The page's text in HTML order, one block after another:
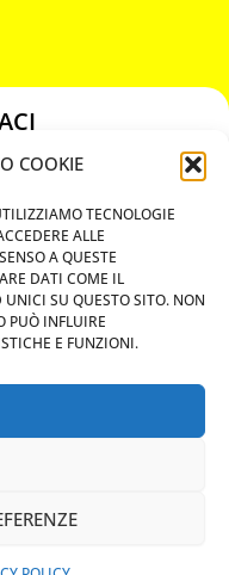
COOKIE
TECNOLOGIE
ALLE
A QUESTE
DATI COME IL
SU QUESTO SITO. NON
PUÒ INFLUIRE
E FUNZIONI.